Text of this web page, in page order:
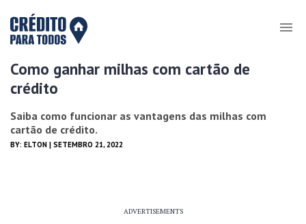
Como ganhar milhas com cartão de
crédito
Saiba como funcionar as vantagens das milhas com
cartão de crédito.
BY: ELTON | SETEMBRO 21, 2022
ADVERTISEMENTS